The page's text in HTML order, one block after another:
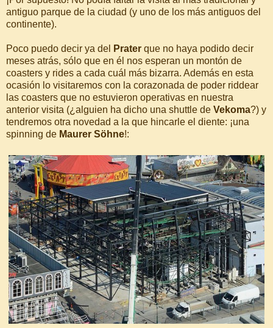
antiguo parque de la ciudad (y uno de los más antiguos del
continente).
Poco puedo decir ya del Prater que no haya podido decir
meses atrás, sólo que en él nos esperan un montón de
coasters y rides a cada cuál más bizarra. Además en esta
ocasión lo visitaremos con la corazonada de poder riddear
las coasters que no estuvieron operativas en nuestra
anterior visita (¿alguien ha dicho una shuttle de Vekoma?) y
tendremos otra novedad a la que hincarle el diente: ¡una
spinning de Maurer Söhne!: